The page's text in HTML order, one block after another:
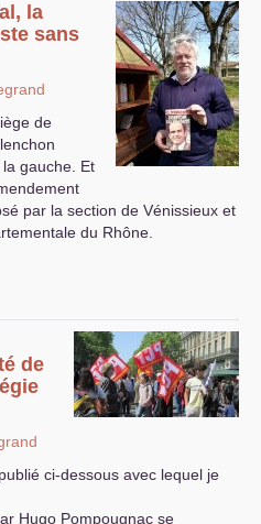
la
sans
de
gauche. Et
par la section de Vénissieux et
du Rhône.
de
ci-dessous avec lequel je
Hugo Pompougnac se